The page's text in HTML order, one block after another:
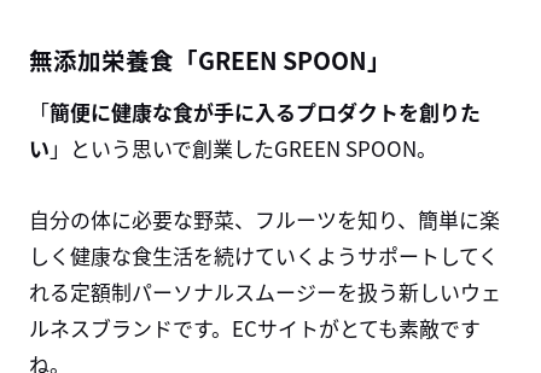
無添加栄養食「GREEN SPOON」
「簡便に健康な食が手に入るプロダクトを創りた
い 」という思いで創業したGREEN SPOON。
自分の体に必要な野菜、フルーツを知り、簡単に楽
しく健康な食生活を続けていくようサポートしてく
れる定額制パーソナルスムージーを扱う新しいウェ
ルネスブランドです。ECサイトがとても素敵です
ね。